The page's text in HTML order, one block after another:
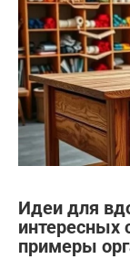
Идеи для
интересных
примеры